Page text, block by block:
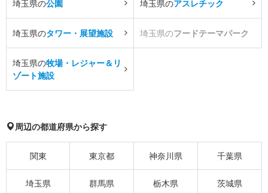
埼玉県の公園 埼玉県のアスレチック
埼玉県のタワー・展望施設 埼玉県のフードテーマパーク
埼玉県の牧場・レジャー＆リ
ゾート施設
周辺の都道府県から探す
関東 東京都 神奈川県 千葉県
埼玉県 群馬県 栃木県 茨城県